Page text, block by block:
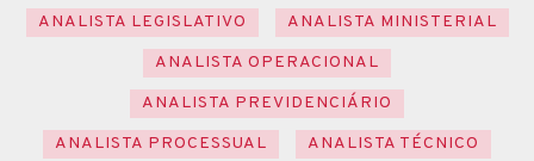
ANALISTA LEGISLATIVO
ANALISTA MINISTERIAL
ANALISTA OPERACIONAL
ANALISTA PREVIDENCIÁRIO
ANALISTA PROCESSUAL
ANALISTA TÉCNICO